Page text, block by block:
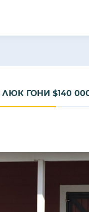
ЛЮК ГОНИ $140